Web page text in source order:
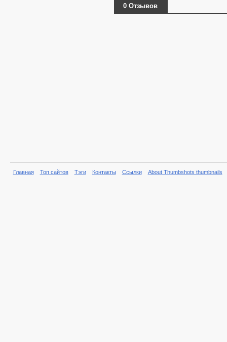
0 Отзывов
Главная Топ сайтов Тэги Контакты Ссылки About Thumbshots thumbnails